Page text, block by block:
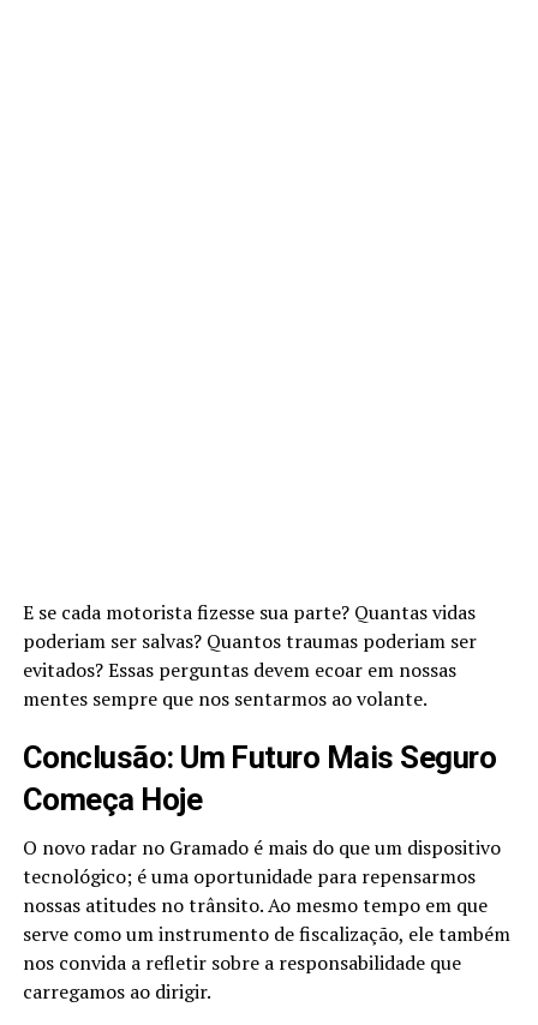
E se cada motorista fizesse sua parte? Quantas vidas
poderiam ser salvas? Quantos traumas poderiam ser
evitados? Essas perguntas devem ecoar em nossas
mentes sempre que nos sentarmos ao volante.
Conclusão: Um Futuro Mais Seguro
Começa Hoje
O novo radar no Gramado é mais do que um dispositivo
tecnológico; é uma oportunidade para repensarmos
nossas atitudes no trânsito. Ao mesmo tempo em que
serve como um instrumento de fiscalização, ele também
nos convida a refletir sobre a responsabilidade que
carregamos ao dirigir.